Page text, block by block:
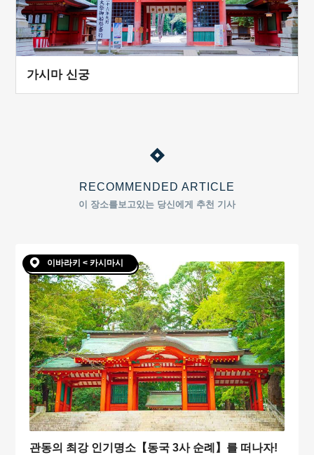
가시마 신궁
RECOMMENDED ARTICLE
이 장소를보고있는 당신에게 추천 기사
이바라키 < 카시마시
관동의 최강 인기명소【동국 3사 순례】를 떠나자!